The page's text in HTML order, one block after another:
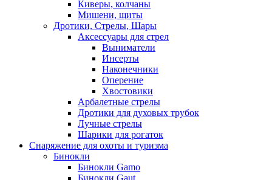
Киверы, колчаны
Мишени, щиты
Дротики, Стрелы, Шары
Аксессуары для стрел
Выниматели
Инсерты
Наконечники
Оперение
Хвостовики
Арбалетные стрелы
Дротики для духовых трубок
Лучные стрелы
Шарики для рогаток
Снаряжение для охоты и туризма
Бинокли
Бинокли Gamo
Бинокли Gaut